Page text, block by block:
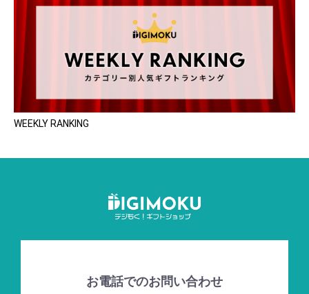
WEEKLY RANKING
お電話でのお問い合わせ